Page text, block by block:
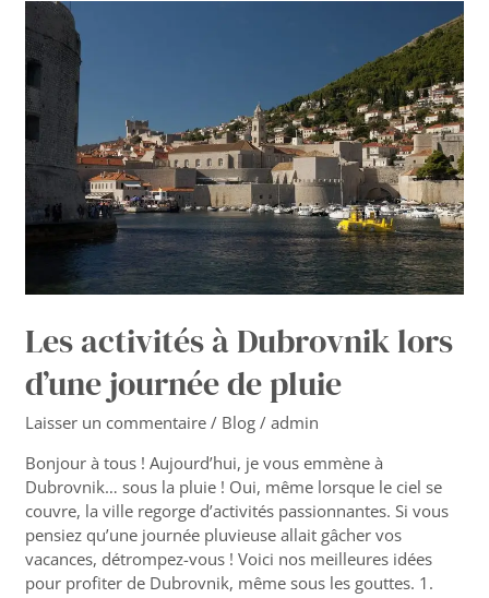
Les activités à Dubrovnik lors
d’une journée de pluie
Laisser un commentaire / Blog /admin
Bonjour à tous ! Aujourd’hui, je vous emmène à
Dubrovnik… sous la pluie ! Oui, même lorsque le ciel se
couvre, la ville regorge d’activités passionnantes. Si vous
pensiez qu’une journée pluvieuse allait gâcher vos
vacances, détrompez-vous ! Voici nos meilleures idées
pour profiter de Dubrovnik, même sous les gouttes. 1.
Les
activités
à
Dubrovnik
lors
d’une
journée
pluie